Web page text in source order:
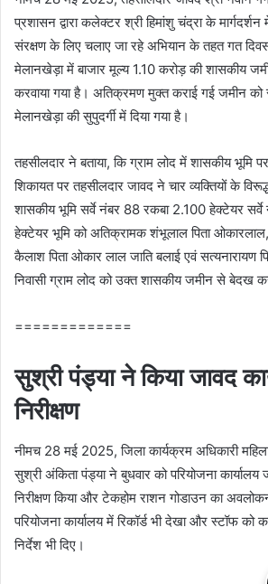
प्रशासन द्वारा कलेक्‍टर श्री हिमांशु चंद्रा के
संरक्षण के लिए चलाए जा रहे अभियान के तहत गत
मेलानखेड़ा में बाजार मूल्‍य 1.10 करोड़ की शासकीय
करवाया गया है। अतिक्रमण मुक्‍त कराई गई जमीन
मेलानखेड़ा की सुपुदर्गी में दिया गया है।
तहसीलदार ने बताया, कि ग्राम लोद में शासकीय भूमि
शिकायत पर तहसीलदार जावद ने चार व्‍यक्तियों के
शासकीय भूमि सर्वे नंबर 88 रकबा 2.100 हेक्‍टेयर
हेक्‍टेयर भूमि को अतिक्रामक शंभूलाल पिता ओकारलाल,
कैलाश पिता ओकार लाल जाति बलाई एवं सत्‍यनारायण
निवासी ग्राम लोद को उक्‍त शासकीय जमीन से बेदख
=============
सुश्री पंड्या ने किया जावद
निरीक्षण
नीमच 28 मई 2025, जिला कार्यक्रम अधिकारी
सुश्री अंकिता पंड्या ने बुधवार को परियोजना
निरीक्षण किया और टेकहोम राशन गोडाउन का
परियोजना कार्यालय में रिकॉर्ड भी देखा और स्टॉफ को
निर्देश भी दिए।